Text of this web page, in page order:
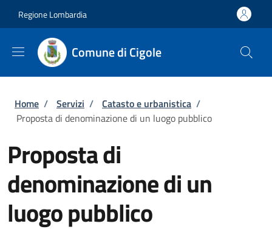
Regione Lombardia
Comune di Cigole
Briciole di pane
Home / Servizi / Catasto e urbanistica /
Proposta di denominazione di un luogo pubblico
Proposta di
denominazione di un
luogo pubblico